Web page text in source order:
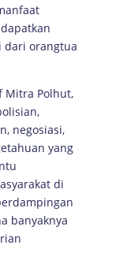
dari orangtua
Mitra Polhut,
negosiasi,
yang
di
banyaknya